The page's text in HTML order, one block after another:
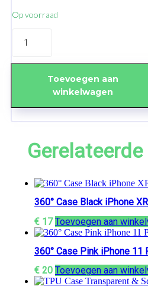
Op voorraad
Glass
Samsung
aantal
Toevoegen aan
winkelwagen
360° Case Black iPhone XR
€ 17 Toevoegen aan
360° Case Pink iPhone 11
€ 20 Toevoegen aan